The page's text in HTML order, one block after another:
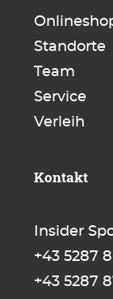
Standorte
Team
Service
Verleih
Kontakt
Insider
+43 5287
+43 5287